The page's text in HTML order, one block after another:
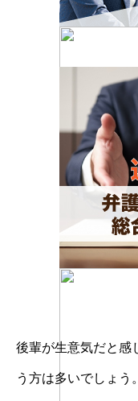
後輩が生意気だと感
う方は多いでしょう